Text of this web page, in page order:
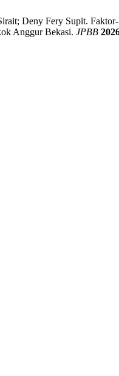
Deny Fery Supit.
Anggur Bekasi. JPBB